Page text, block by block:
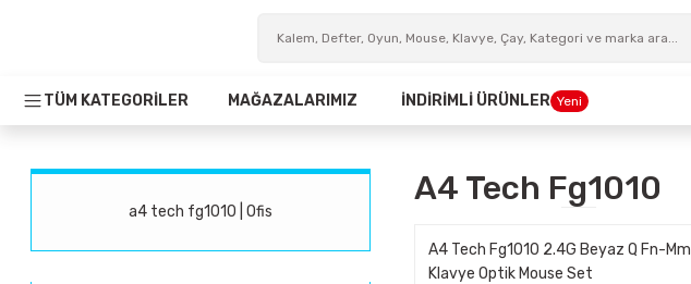
TÜM KATEGORİLER MAĞAZALARIMIZ İNDİRİMLİ ÜRÜNLER Yeni
a4 tech fg1010 | Ofis
A4 Tech Fg1010
A4 Tech Fg1010 2.4G Beyaz Q Fn-Mm
Klavye Optik Mouse Set